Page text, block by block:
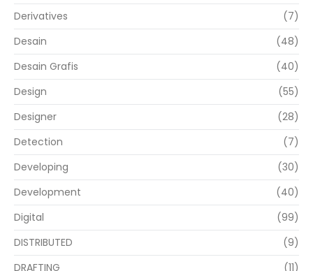
Derivatives
(7)
Desain
(48)
Desain Grafis
(40)
Design
(55)
Designer
(28)
Detection
(7)
Developing
(30)
Development
(40)
Digital
(99)
DISTRIBUTED
(9)
DRAFTING
(11)